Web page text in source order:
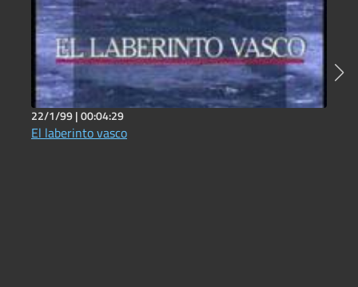
22/1/99 |00:04:29
El laberinto vasco